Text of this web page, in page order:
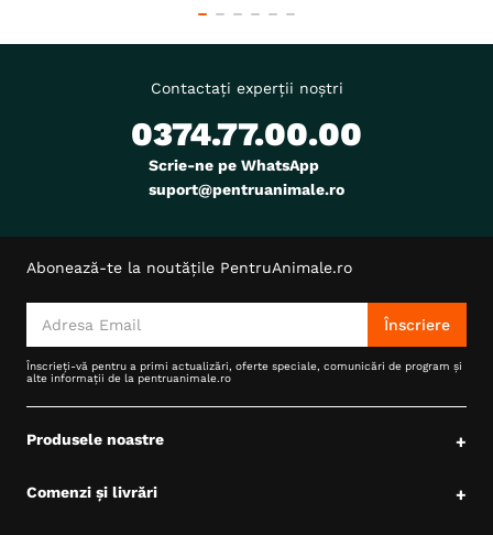
Contactați experții noștri
0374.77.00.00
Scrie-ne pe WhatsApp
suport@pentruanimale.ro
Abonează-te la noutățile PentruAnimale.ro
Înscriere
Înscrieți-vă pentru a primi actualizări, oferte speciale, comunicări de program și
alte informații de la pentruanimale.ro
Produsele noastre +
Comenzi și livrări +